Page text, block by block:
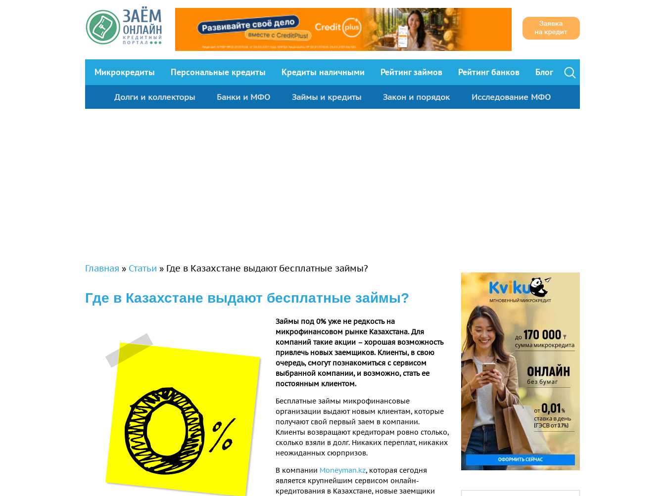
Микрокредиты Персональныe кредиты Кредиты наличными Рейтинг займов Рейтинг банков Блог
Долги и коллекторы Банки и МФО Займы и кредиты Закон и порядок Исследование МФО
Вы здесь
Главная » Статьи » Где в Казахстане выдают бесплатные займы?
Где в Казахстане выдают бесплатные займы?
Займы под 0% уже не редкость на
микрофинансовом рынке Казахстана. Для
компаний такие акции – хорошая возможность
привлечь новых заемщиков. Клиенты, в свою
очередь, смогут познакомиться с сервисом
выбранной компании, и возможно, стать ее
постоянным клиентом.
Бесплатные займы микрофинансовые
организации выдают новым клиентам, которые
получают свой первый заем в компании.
Клиенты возвращают кредиторам ровно столько,
сколько взяли в долг. Никаких переплат, никаких
неожиданных сюрпризов.
В компании Moneyman.kz, которая сегодня
является крупнейшим сервисом онлайн-
кредитования в Казахстане, новые заемщики